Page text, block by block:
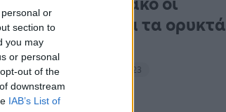
or
section to
you may
or personal
out of the
downstream
IAB’s List of
Σαββατοκύριακο οι
ακτιβιστές για τα ορυκτά
καύσιμα
14:27 - 15 Σεπτεμβρίου 2023